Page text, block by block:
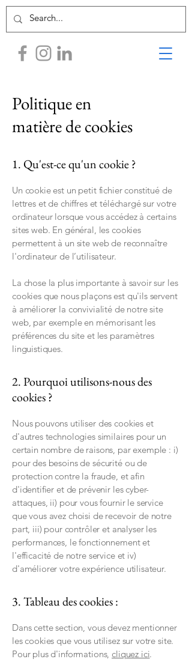
Politique en
matière de cookies
1. Qu'est-ce qu'un cookie ?
Un cookie est un petit fichier constitué de
lettres et de chiffres et téléchargé sur votre
ordinateur lorsque vous accédez à certains
sites web. En général, les cookies
permettent à un site web de reconnaître
l'ordinateur de l’utilisateur.
La chose la plus importante à savoir sur les
cookies que nous plaçons est qu'ils servent
à améliorer la convivialité de notre site
web, par exemple en mémorisant les
préférences du site et les paramètres
linguistiques.
2. Pourquoi utilisons-nous des
cookies ?
Nous pouvons utiliser des cookies et
d'autres technologies similaires pour un
certain nombre de raisons, par exemple : i)
pour des besoins de sécurité ou de
protection contre la fraude, et afin
d'identifier et de prévenir les cyber-
attaques, ii) pour vous fournir le service
que vous avez choisi de recevoir de notre
part, iii) pour contrôler et analyser les
performances, le fonctionnement et
l'efficacité de notre service et iv)
d'améliorer votre expérience utilisateur.
3. Tableau des cookies :
Dans cette section, vous devez mentionner
les cookies que vous utilisez sur votre site.
Pour plus d'informations, cliquez ici.